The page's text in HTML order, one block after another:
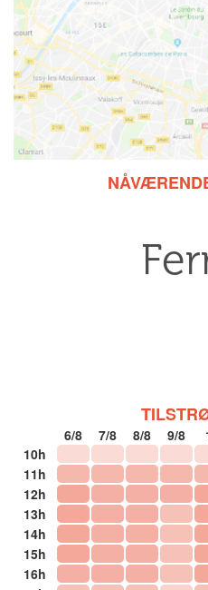
6/8 7/8 8/8 9/8
10h
11h
12h
13h
14h
15h
16h